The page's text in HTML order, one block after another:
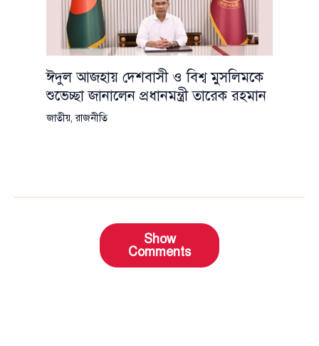
ঈদুল আজহায় দেশবাসী ও বিশ্ব মুসলিমকে
শুভেচ্ছা জানালেন প্রধানমন্ত্রী তারেক রহমান
জাতীয়,রাজনীতি
Show
Comments